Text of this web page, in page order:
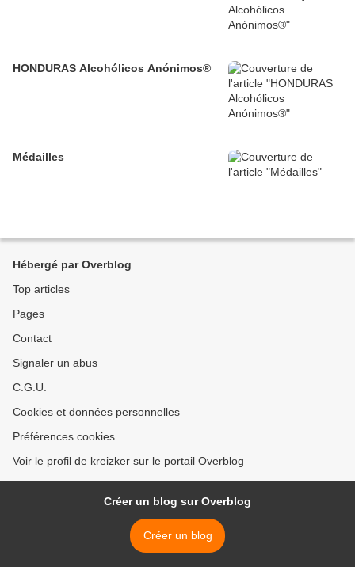
HONDURAS Alcohólicos Anónimos®
Médailles
Hébergé par Overblog
Top articles
Pages
Contact
Signaler un abus
C.G.U.
Cookies et données personnelles
Préférences cookies
Voir le profil de kreizker sur le portail Overblog
Créer un blog sur Overblog
Créer un blog